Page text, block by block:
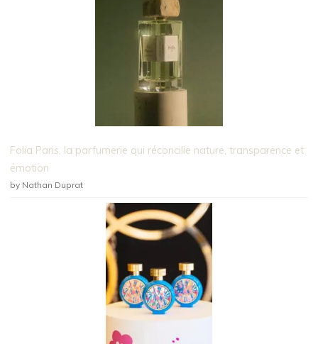
Folia Paris, la parfumerie qui réconcilie nature, transparence et
émotion
by Nathan Duprat